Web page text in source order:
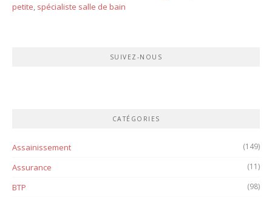
petite, spécialiste salle de bain
SUIVEZ-NOUS
CATÉGORIES
Assainissement (149)
Assurance (11)
BTP (98)